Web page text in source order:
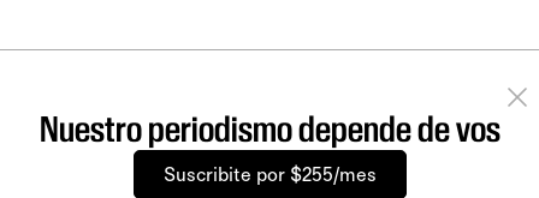
Nuestro periodismo depende de vos
Suscribite por $255/mes